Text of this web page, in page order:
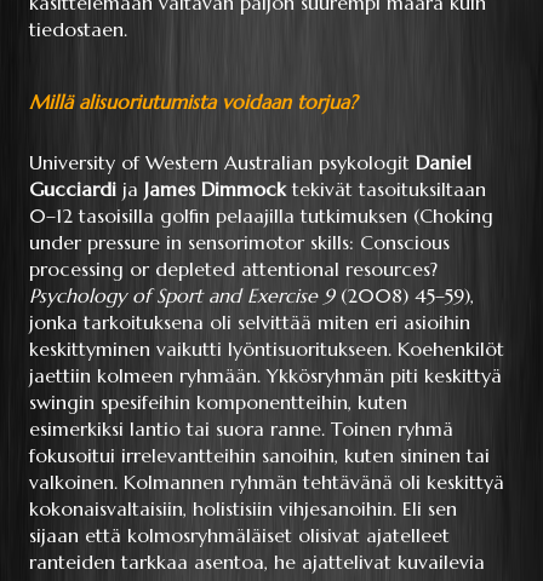
tiedostaen.
Millä alisuoriutumista voidaan torjua?
University of Western Australian psykologit Daniel
Gucciardi ja James Dimmocktekivät tasoituksiltaan
0–12 tasoisilla golfin pelaajilla tutkimuksen (Choking
under pressure in sensorimotor skills: Conscious
processing or depleted attentional resources?
Psychology of Sport and Exercise 9(2008) 45–59),
jonka tarkoituksena oli selvittää miten eri asioihin
keskittyminen vaikutti lyöntisuoritukseen. Koehenkilöt
jaettiin kolmeen ryhmään. Ykkösryhmän piti keskittyä
swingin spesifeihin komponentteihin, kuten
esimerkiksi lantio tai suora ranne. Toinen ryhmä
fokusoitui irrelevantteihin sanoihin, kuten sininen tai
valkoinen. Kolmannen ryhmän tehtävänä oli keskittyä
kokonaisvaltaisiin, holistisiin vihjesanoihin. Eli sen
sijaan että kolmosryhmäläiset olisivat ajatelleet
ranteiden tarkkaa asentoa, he ajattelivat kuvailevia